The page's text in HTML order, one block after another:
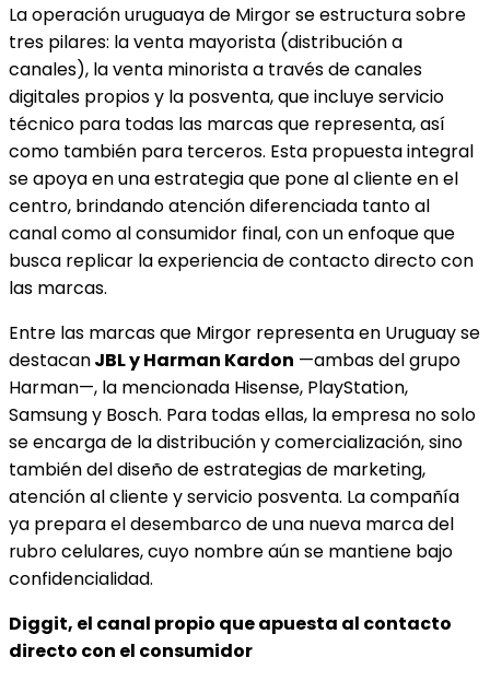
La operación uruguaya de Mirgor se estructura sobre
tres pilares: la venta mayorista (distribución a
canales), la venta minorista a través de canales
digitales propios y la posventa, que incluye servicio
técnico para todas las marcas que representa, así
como también para terceros. Esta propuesta integral
se apoya en una estrategia que pone al cliente en el
centro, brindando atención diferenciada tanto al
canal como al consumidor final, con un enfoque que
busca replicar la experiencia de contacto directo con
las marcas.
Entre las marcas que Mirgor representa en Uruguay se
destacanJBL y Harman Kardon —ambas del grupo
Harman—, la mencionada Hisense, PlayStation,
Samsung y Bosch. Para todas ellas, la empresa no solo
se encarga de la distribución y comercialización, sino
también del diseño de estrategias de marketing,
atención al cliente y servicio posventa. La compañía
ya prepara el desembarco de una nueva marca del
rubro celulares, cuyo nombre aún se mantiene bajo
confidencialidad.
Diggit, el canal propio que apuesta al contacto
directo con el consumidor